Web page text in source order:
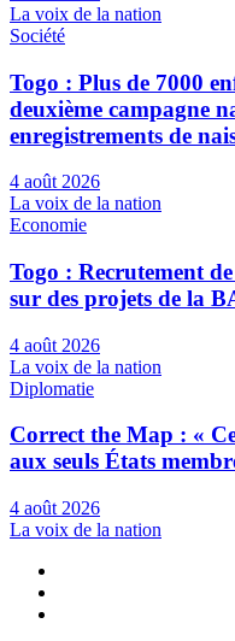
La voix de la nation
Société
Togo : Plus de 7000
deuxième campagne
enregistrements de
4 août 2026
La voix de la nation
Economie
Togo : Recrutement
sur des projets de la
4 août 2026
La voix de la nation
Diplomatie
Correct the Map : «
aux seuls États
4 août 2026
La voix de la nation